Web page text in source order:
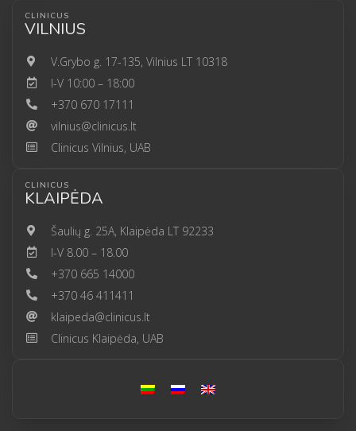
CLINICUS
VILNIUS
V.Grybo g. 17-135, Vilnius LT 10318
I-V 10:00 – 18:00
+370 670 17111
vilnius@clinicus.lt
Clinicus Vilnius, UAB
CLINICUS
KLAIPĖDA
Šaulių g. 25A, Klaipėda LT 92233
I-V 8.00 – 18.00
+370 665 14000
+370 46 411411
klaipeda@clinicus.lt
Clinicus Klaipėda, UAB